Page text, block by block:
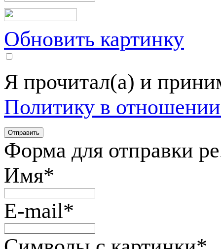
Обновить картинку
Я прочитал(а) и
Политику в
Форма для отправки
Имя*
E-mail*